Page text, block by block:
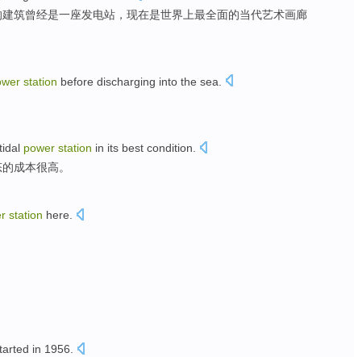
建筑曾经是一座发电站 ， 现在是世界上最全面的当代艺术画廊
station before discharging into the sea
power station in its best condition.
成本很高。
station here
in 1956.